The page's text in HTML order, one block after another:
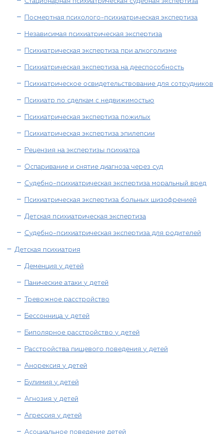
Посмертная психолого-психиатрическая экспертиза
Независимая психиатрическая экспертиза
Психиатрическая экспертиза при алкоголизме
Психиатрическая экспертиза на дееспособность
Психиатрическое освидетельствование для сотрудников
Психиатр по сделкам с недвижимостью
Психиатрическая экспертиза пожилых
Психиатрическая экспертиза эпилепсии
Рецензия на экспертизы психиатра
Оспаривание и снятие диагноза через суд
Судебно-психиатрическая экспертиза моральный вред
Психиатрическая экспертиза больных шизофренией
Детская психиатрическая экспертиза
Судебно-психиатрическая экспертиза для родителей
Детская психиатрия
Деменция у детей
Панические атаки у детей
Тревожное расстройство
Бессонница у детей
Биполярное расстройство у детей
Расстройства пищевого поведения у детей
Анорексия у детей
Булимия у детей
Агнозия у детей
Агрессия у детей
Асоциальное поведение детей